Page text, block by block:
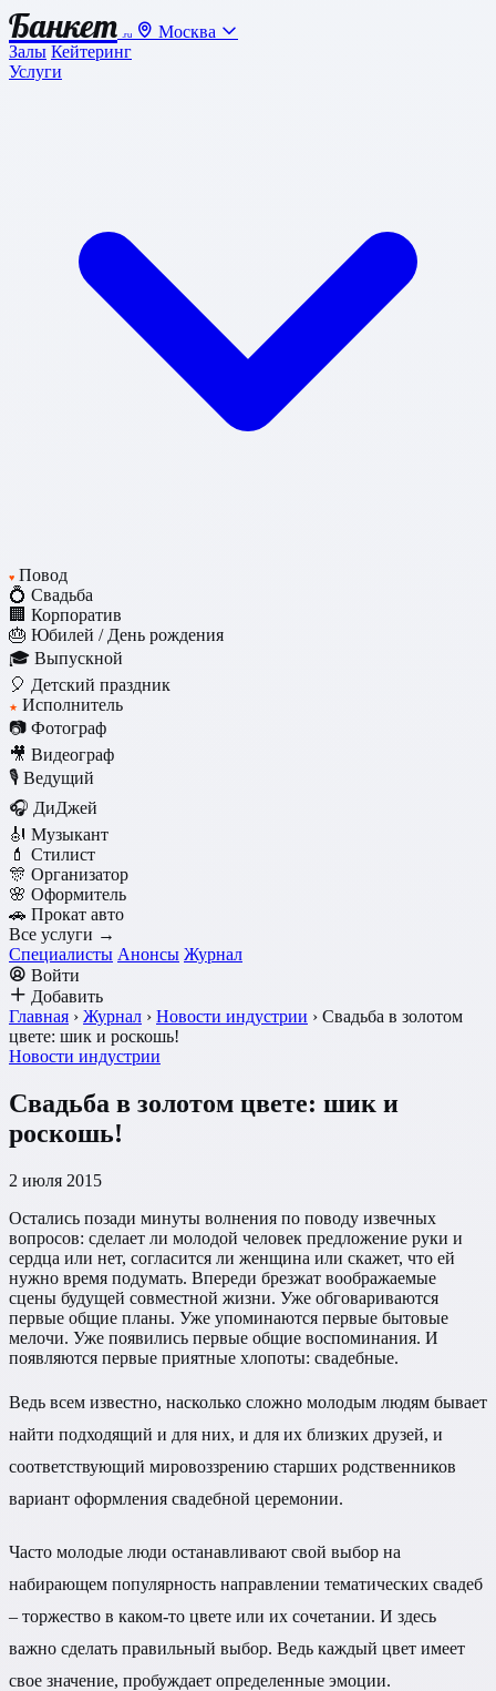
Банкет .ru
Москва
Залы Кейтеринг
Услуги
♥ Повод
💍 Свадьба
🏢 Корпоратив
🎂 Юбилей / День рождения
🎓 Выпускной
🎈 Детский праздник
★ Исполнитель
📷 Фотограф
🎥 Видеограф
🎙️ Ведущий
🎧 ДиДжей
🎻 Музыкант
💄 Стилист
🎊 Организатор
🌸 Оформитель
🚗 Прокат авто
Все услуги →
Специалисты Анонсы Журнал
Войти
Добавить
Главная › Журнал › Новости индустрии › Свадьба в золотом
цвете: шик и роскошь!
Новости индустрии
Свадьба в золотом цвете: шик и
роскошь!
2 июля 2015
Остались позади минуты волнения по поводу извечных
вопросов: сделает ли молодой человек предложение руки и
сердца или нет, согласится ли женщина или скажет, что ей
нужно время подумать. Впереди брезжат воображаемые
сцены будущей совместной жизни. Уже обговариваются
первые общие планы. Уже упоминаются первые бытовые
мелочи. Уже появились первые общие воспоминания. И
появляются первые приятные хлопоты: свадебные.
Ведь всем известно, насколько сложно молодым людям бывает
найти подходящий и для них, и для их близких друзей, и
соответствующий мировоззрению старших родственников
вариант оформления свадебной церемонии.
Часто молодые люди останавливают свой выбор на
набирающем популярность направлении тематических свадеб
– торжество в каком-то цвете или их сочетании. И здесь
важно сделать правильный выбор. Ведь каждый цвет имеет
свое значение, пробуждает определенные эмоции.